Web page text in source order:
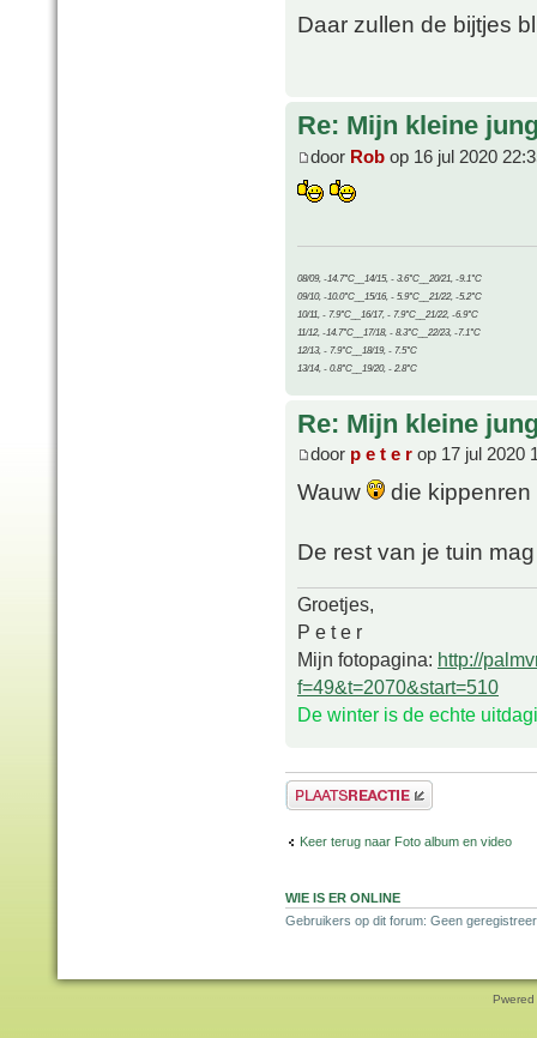
Daar zullen de bijtjes
Re: Mijn kleine
door Rob op 16 jul 2020
08/09, -14.7°C__14/15, - 3.6°C__20/21, -9.1°C
09/10, -10.0°C__15/16, - 5.9°C__21/22, -5.2°C
10/11, - 7.9°C__16/17, - 7.9°C__21/22, -6.9°C
11/12, -14.7°C__17/18, - 8.3°C__22/23, -7.1°C
12/13, - 7.9°C__18/19, - 7.5°C
13/14, - 0.8°C__19/20, - 2.8°C
Re: Mijn kleine
door p e t e r op 17 jul 2020
Wauw die
De rest van je tuin
Groetjes,
P e t e r
Mijn fotopagina: http://
f=49&t=2070&start=510
De winter is de echte
Plaats een reactie
Keer terug naar Foto album en video
WIE IS ER ONLINE
Gebruikers op dit forum: Geen